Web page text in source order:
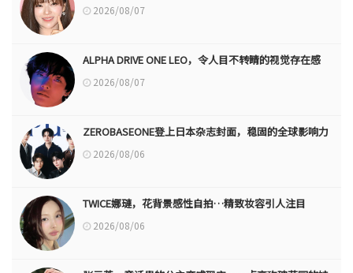
2026/08/07
ALPHA DRIVE ONE LEO，令人目不转睛的视觉存在感
2026/08/07
ZEROBASEONE登上日本杂志封面，稳固的全球影响力
2026/08/06
TWICE娜璉，花背景感性自拍…精致妆容引人注目
2026/08/06